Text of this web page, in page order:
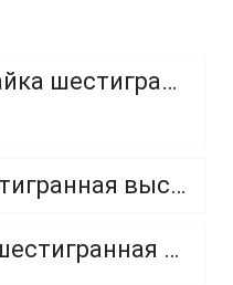
Гайка шестигранная
Гайка шестигранная высокопрочная, класс прочности 8.0, 10.0 и 12.0
Гайка шестигранная самоконтрящаяся